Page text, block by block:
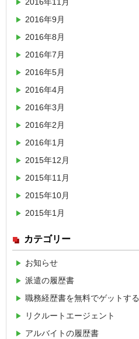
2016年9月
2016年8月
2016年7月
2016年5月
2016年4月
2016年3月
2016年2月
2016年1月
2015年12月
2015年11月
2015年10月
2015年1月
カテゴリー
お知らせ
派遣の履歴書
職務経歴書を無料でゲットする
リクルートエージェント
アルバイトの履歴書